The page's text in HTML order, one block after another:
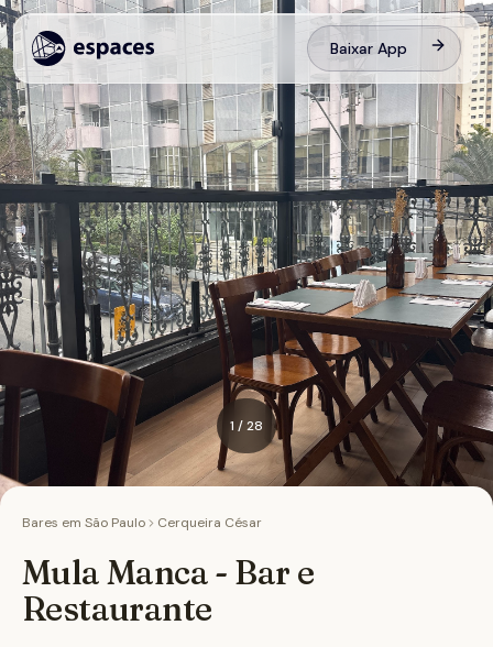
Baixar App
1 /28
Bares em São Paulo Cerqueira César
Mula Manca - Bar e
Restaurante